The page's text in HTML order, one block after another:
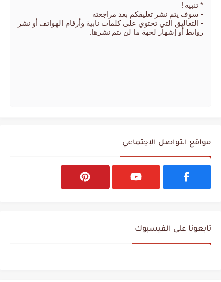
* تنبيه !
- سوف يتم نشر تعليقكم بعد مراجعته
- التعاليق التي تحتوي على كلمات نابية وأرقام الهواتف أو نشر
روابط أو إشهار لجهة ما لن يتم نشرها.
مواقع التواصل الإجتماعي
تابعونا على الفيسبوك